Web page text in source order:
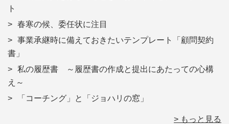
ト
春寒の候、委任状に注目
事業承継時に備えておきたいテンプレート「顧問契約
書」
私の履歴書 ～履歴書の作成と提出にあたっての心構
え～
「コーチング」と「ジョハリの窓」
> もっと見る